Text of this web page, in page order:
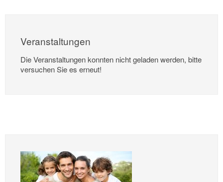
Veranstaltungen
Die Veranstaltungen konnten nicht geladen werden, bitte
versuchen Sie es erneut!